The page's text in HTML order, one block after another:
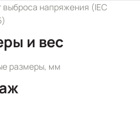
выброса напряжения (IEC
и вес
размеры, мм